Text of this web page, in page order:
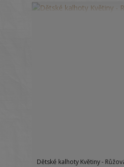
Dětské kalhoty Květiny -